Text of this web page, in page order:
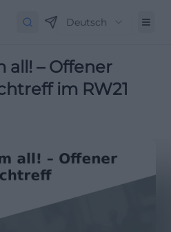
Deutsch
all! – Offener
im RW21